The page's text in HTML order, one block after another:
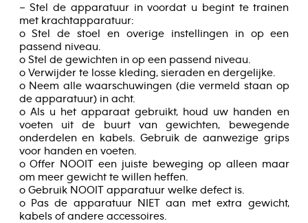
– Stel de apparatuur in voordat u begint te trainen
met krachtapparatuur:
o Stel de stoel en overige instellingen in op een
passend niveau.
o Stel de gewichten in op een passend niveau.
o Verwijder te losse kleding, sieraden en dergelijke.
o Neem alle waarschuwingen (die vermeld staan op
de apparatuur) in acht.
o Als u het apparaat gebruikt, houd uw handen en
voeten uit de buurt van gewichten, bewegende
onderdelen en kabels. Gebruik de aanwezige grips
voor handen en voeten.
o Offer NOOIT een juiste beweging op alleen maar
om meer gewicht te willen heffen.
o Gebruik NOOIT apparatuur welke defect is.
o Pas de apparatuur NIET aan met extra gewicht,
kabels of andere accessoires.